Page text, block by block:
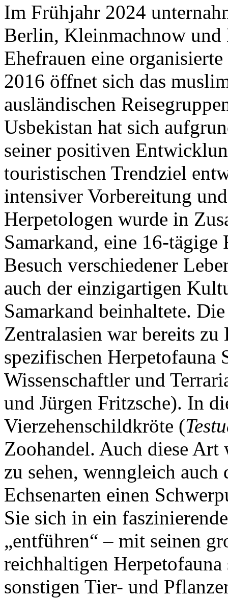
Im Frühjahr 2024
Berlin, Kleinmachnow
Ehefrauen eine
2016 öffnet sich das
ausländischen
Usbekistan hat sich
seiner positiven
touristischen Trendziel
intensiver Vorbereitung
Herpetologen wurde in
Samarkand, eine 16-
Besuch verschiedener
auch der einzigartigen
Samarkand beinhaltete.
Zentralasien war bereits
spezifischen Herpetofauna
Wissenschaftler und
und Jürgen Fritzsche). In
Vierzehenschildkröte (
Zoohandel. Auch diese
zu sehen, wenngleich auch
Echsenarten einen
Sie sich in ein
„entführen“ – mit seinen
reichhaltigen
sonstigen Tier- und